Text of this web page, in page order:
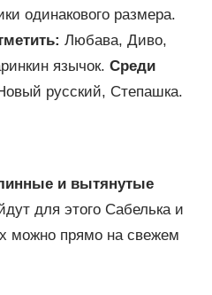
одинакового размера.
Любава, Диво,
язычок. Среди
русский, Степашка.
и вытянутые
для этого Сабелька и
можно прямо на свежем